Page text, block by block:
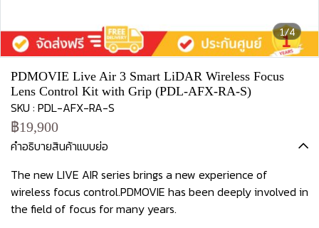
1/4
PDMOVIE Live Air 3 Smart LiDAR Wireless Focus
Lens Control Kit with Grip (PDL-AFX-RA-S)
SKU : PDL-AFX-RA-S
฿19,900
คำอธิบายสินค้าแบบย่อ
The new LIVE AIR series brings a new experience of
wireless focus control.PDMOVIE has been deeply involved in
the field of focus for many years.